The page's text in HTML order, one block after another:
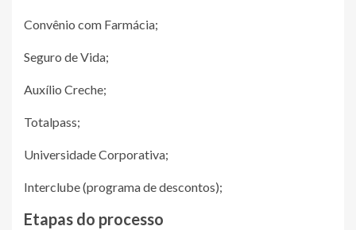
Convênio com Farmácia;
Seguro de Vida;
Auxílio Creche;
Totalpass;
Universidade Corporativa;
Interclube (programa de descontos);
Etapas do processo